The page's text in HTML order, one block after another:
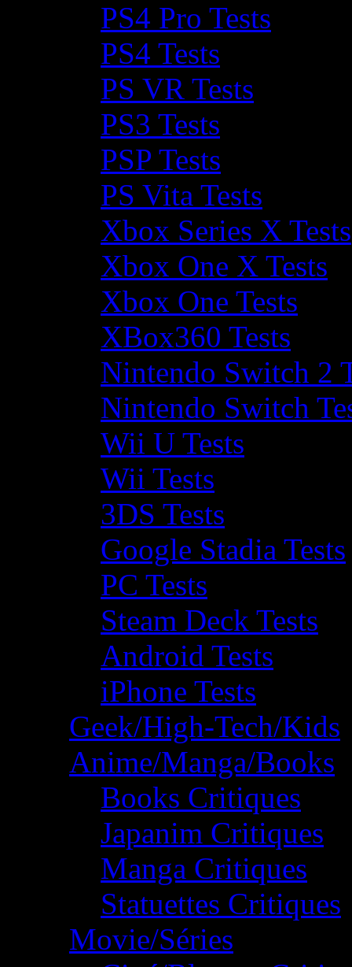
PS4 Pro Tests
PS4 Tests
PS VR Tests
PS3 Tests
PSP Tests
PS Vita Tests
Xbox Series X Tests
Xbox One X Tests
Xbox One Tests
XBox360 Tests
Nintendo Switch 2
Nintendo Switch
Wii U Tests
Wii Tests
3DS Tests
Google Stadia Tests
PC Tests
Steam Deck Tests
Android Tests
iPhone Tests
Geek/High-Tech/Kids
Anime/Manga/Books
Books Critiques
Japanim Critiques
Manga Critiques
Statuettes Critiques
Movie/Séries